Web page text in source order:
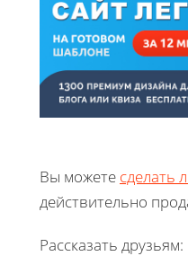
Вы можете сделать
действительно
Рассказать друзьям: